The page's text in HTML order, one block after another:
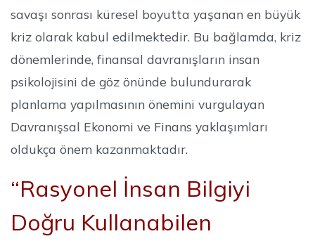
savaşı sonrası küresel boyutta yaşanan en büyük
kriz olarak kabul edilmektedir. Bu bağlamda, kriz
dönemlerinde, finansal davranışların insan
psikolojisini de göz önünde bulundurarak
planlama yapılmasının önemini vurgulayan
Davranışsal Ekonomi ve Finans yaklaşımları
oldukça önem kazanmaktadır.
“Rasyonel İnsan Bilgiyi
Doğru Kullanabilen